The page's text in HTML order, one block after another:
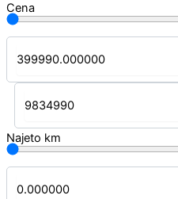
Cena
Najeto km